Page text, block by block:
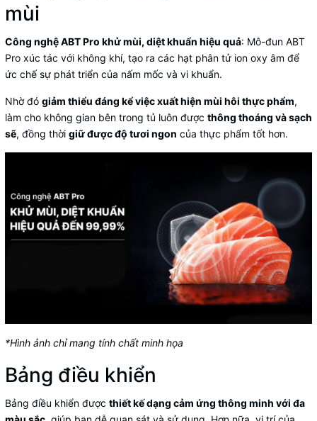
mùi
Công nghệ ABT Pro khử mùi, diệt khuẩn hiệu quả: Mô-đun ABT
Pro xúc tác với không khí, tạo ra các hạt phân tử ion oxy âm để
ức chế sự phát triển của nấm mốc và vi khuẩn.
Nhờ đó giảm thiểu đáng kể việc xuất hiện mùi hôi thực phẩm,
làm cho không gian bên trong tủ luôn được thông thoáng và sạch
sẽ, đồng thời giữ được độ tươi ngon của thực phẩm tốt hơn.
*Hình ảnh chỉ mang tính chất minh họa
Bảng điều khiển
Bảng điều khiển được thiết kế dạng cảm ứng thông minh với đa